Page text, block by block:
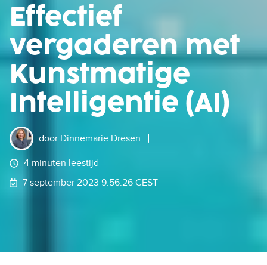
Effectief
vergaderen met
Kunstmatige
Intelligentie (AI)
door Dinnemarie Dresen
4 minuten leestijd
7 september 2023 9:56:26 CEST